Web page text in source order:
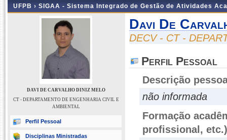
UFPB › SIGAA - Sistema Integrado de Gestão de Atividades
DAVI DE CARVALHO DINIZ MELO
CT - DEPARTAMENTO DE ENGENHARIA CIVIL E
AMBIENTAL
Perfil Pessoal
Disciplinas Ministradas
Davi De
DECV - CT -
Perfil Pessoal
Descrição
não informada
Formação
profissional, etc.)